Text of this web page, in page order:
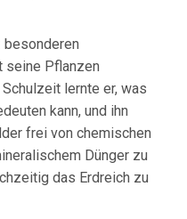
seine Pflanzen
lernte er, was
kann, und ihn
frei von chemischen
Dünger zu
das Erdreich zu